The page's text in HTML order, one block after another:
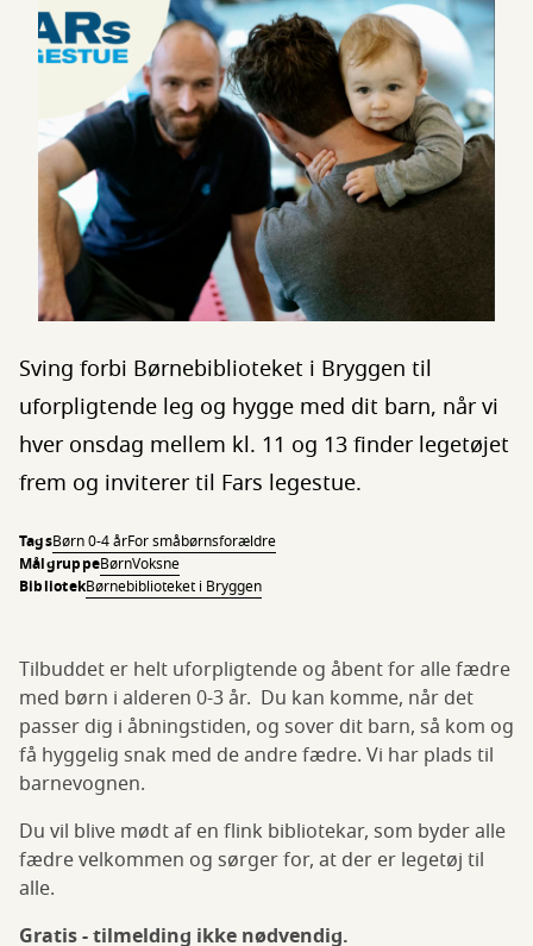
Sving forbi Børnebiblioteket i Bryggen til
uforpligtende leg og hygge med dit barn, når vi
hver onsdag mellem kl. 11 og 13 finder legetøjet
frem og inviterer til Fars legestue.
TagsBørn 0-4 årFor småbørnsforældre
MålgruppeBørnVoksne
BibliotekBørnebiblioteket i Bryggen
Tilbuddet er helt uforpligtende og åbent for alle fædre
med børn i alderen 0-3 år. Du kan komme, når det
passer dig i åbningstiden, og sover dit barn, så kom og
få hyggelig snak med de andre fædre. Vi har plads til
barnevognen.
Du vil blive mødt af en flink bibliotekar, som byder alle
fædre velkommen og sørger for, at der er legetøj til
alle.
Gratis - tilmelding ikke nødvendig.